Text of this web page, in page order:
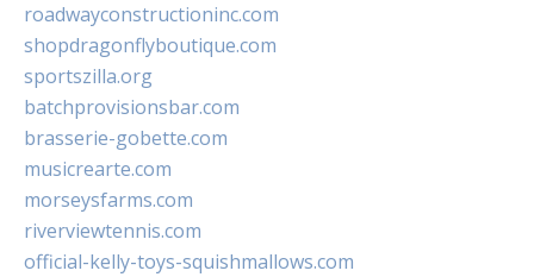
roadwayconstructioninc.com
shopdragonflyboutique.com
sportszilla.org
batchprovisionsbar.com
brasserie-gobette.com
musicrearte.com
morseysfarms.com
riverviewtennis.com
official-kelly-toys-squishmallows.com